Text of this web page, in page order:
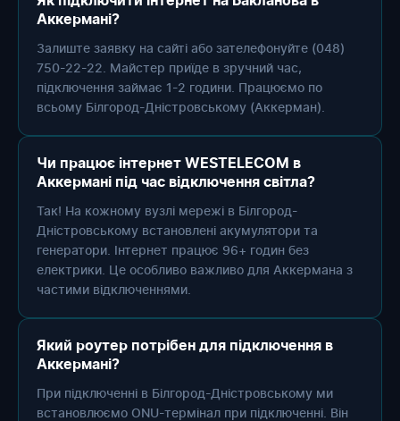
Аккермані?
Залиште заявку на сайті або зателефонуйте (048)
750-22-22. Майстер приїде в зручний час,
підключення займає 1-2 години. Працюємо по
всьому Білгород-Дністровському (Аккерман).
Чи працює інтернет WESTELECOM в
Аккермані під час відключення світла?
Так! На кожному вузлі мережі в Білгород-
Дністровському встановлені акумулятори та
генератори. Інтернет працює 96+ годин без
електрики. Це особливо важливо для Аккермана з
частими відключеннями.
Який роутер потрібен для підключення в
Аккермані?
При підключенні в Білгород-Дністровському ми
встановлюємо ONU-термінал при підключенні. Він